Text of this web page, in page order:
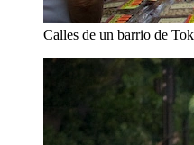
Calles de un barrio de